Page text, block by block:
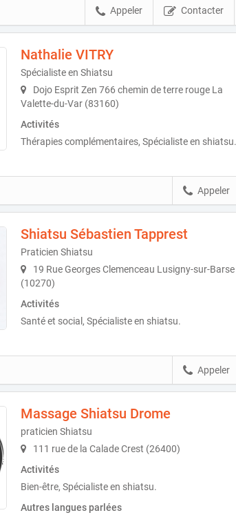
Contacter
Appeler
Nathalie VITRY
Spécialiste en Shiatsu
Dojo Esprit Zen 766 chemin de terre rouge La
Valette-du-Var (83160)
Activités
Thérapies complémentaires, Spécialiste en shiatsu.
Appeler
Shiatsu Sébastien Tapprest
Praticien Shiatsu
19 Rue Georges Clemenceau Lusigny-sur-Barse
(10270)
Activités
Santé et social, Spécialiste en shiatsu.
Appeler
Massage Shiatsu Drome
praticien Shiatsu
111 rue de la Calade Crest (26400)
Activités
Bien-être, Spécialiste en shiatsu.
Autres langues parlées